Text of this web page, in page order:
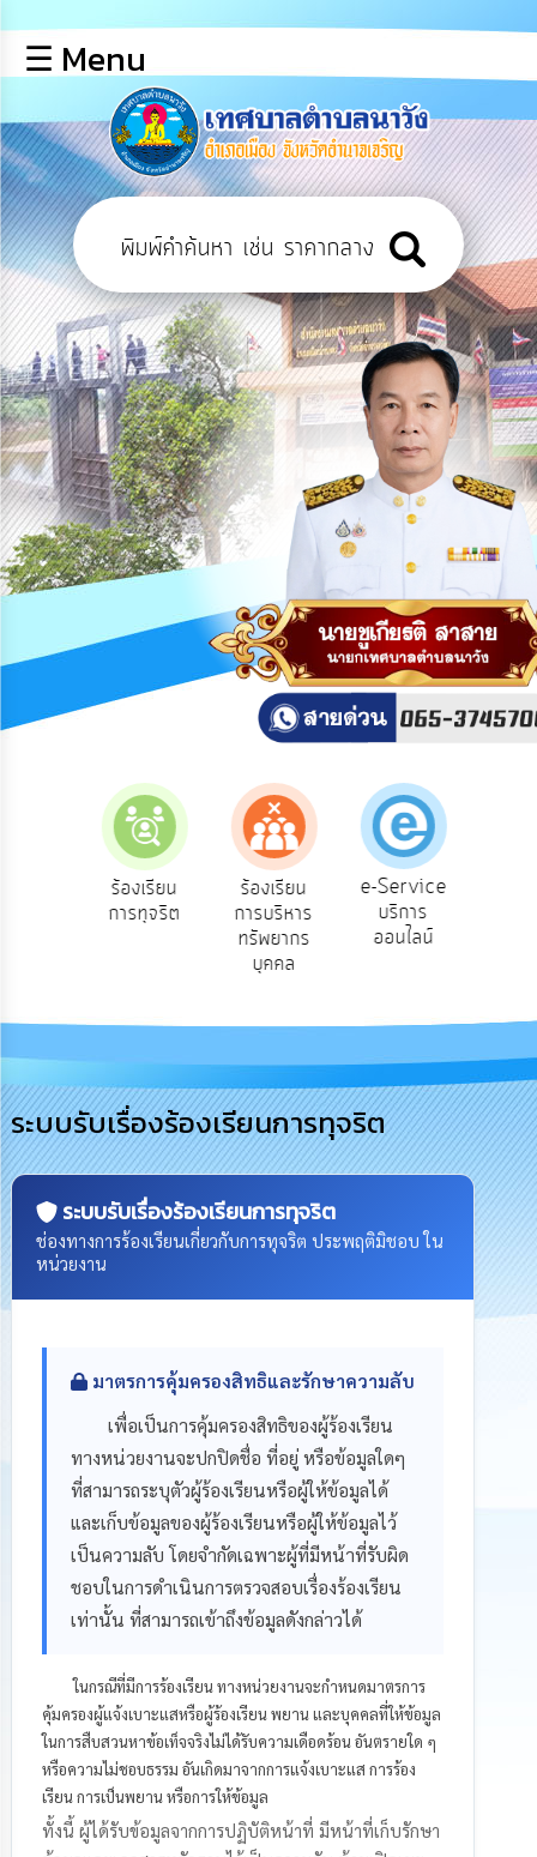
หลัก
ข้อมูล
พื้น
ฐาน
บุคลากร
แผน
ยุทธศาสตร์
ข่าวสาร
การ
เปิด
เผย
ข้อมูล
สาธารณะ
OIT
กิจการ
สภา
บริการ
ความ
รู้
การ
ดำเนิน
งาน
การ
ให้
แผนการ
จ่าย
ประมาณ
ประจำ
การ
บริหาร
พัฒนา
ทรัพยากร
บุคคล
การ
จัด
ซื้อ
จัด
จ้าง
☰ Menu
ร้องเรียน
การทุจริต
ร้องเรียน
การบริหาร
ทรัพยากร
บุคคล
e-Service
บริการ
ออนไลน์
ระบบรับเรื่องร้องเรียนการทุจริต
ระบบรับเรื่องร้องเรียนการทุจริต
ช่องทางการร้องเรียนเกี่ยวกับการทุจริต ประพฤติมิชอบ ใน
หน่วยงาน
มาตรการคุ้มครองสิทธิและรักษาความลับ
เพื่อเป็นการคุ้มครองสิทธิของผู้ร้องเรียน
ทางหน่วยงานจะปกปิดชื่อ ที่อยู่ หรือข้อมูลใดๆ
ที่สามารถระบุตัวผู้ร้องเรียนหรือผู้ให้ข้อมูลได้
และเก็บข้อมูลของผู้ร้องเรียนหรือผู้ให้ข้อมูลไว้
เป็นความลับ โดยจำกัดเฉพาะผู้ที่มีหน้าที่รับผิด
ชอบในการดำเนินการตรวจสอบเรื่องร้องเรียน
เท่านั้น ที่สามารถเข้าถึงข้อมูลดังกล่าวได้
ในกรณีที่มีการร้องเรียน ทางหน่วยงานจะกำหนดมาตรการ
คุ้มครองผู้แจ้งเบาะแสหรือผู้ร้องเรียน พยาน และบุคคลที่ให้ข้อมูล
ในการสืบสวนหาข้อเท็จจริงไม่ได้รับความเดือดร้อน อันตรายใด ๆ
หรือความไม่ชอบธรรม อันเกิดมาจากการแจ้งเบาะแส การร้อง
เรียน การเป็นพยาน หรือการให้ข้อมูล
ทั้งนี้ ผู้ได้รับข้อมูลจากการปฏิบัติหน้าที่ มีหน้าที่เก็บรักษา